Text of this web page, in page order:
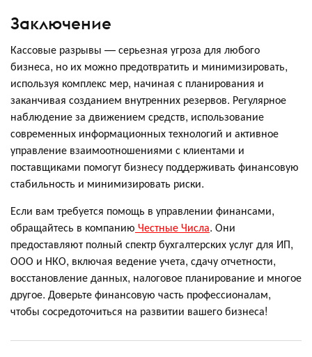
Заключение
Кассовые разрывы — серьезная угроза для любого
бизнеса, но их можно предотвратить и минимизировать,
используя комплекс мер, начиная с планирования и
заканчивая созданием внутренних резервов. Регулярное
наблюдение за движением средств, использование
современных информационных технологий и активное
управление взаимоотношениями с клиентами и
поставщиками помогут бизнесу поддерживать финансовую
стабильность и минимизировать риски.
Если вам требуется помощь в управлении финансами,
обращайтесь в компанию Честные Числа. Они
предоставляют полный спектр бухгалтерских услуг для ИП,
ООО и НКО, включая ведение учета, сдачу отчетности,
восстановление данных, налоговое планирование и многое
другое. Доверьте финансовую часть профессионалам,
чтобы сосредоточиться на развитии вашего бизнеса!